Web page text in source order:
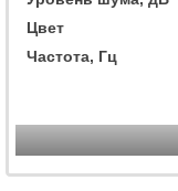
Цвет
Частота, Гц